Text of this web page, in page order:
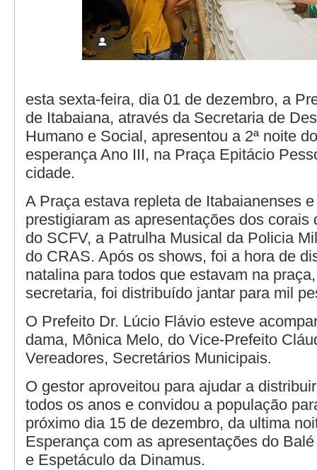
esta sexta-feira, dia 01 de dezembro, a
de Itabaiana, através da Secretaria de
Humano e Social, apresentou a 2ª noite
esperança Ano III, na Praça Epitácio
cidade.
A Praça estava repleta de Itabaianenses
prestigiaram as apresentações dos corais
do SCFV, a Patrulha Musical da Policia
do CRAS. Após os shows, foi a hora de
natalina para todos que estavam na
secretaria, foi distribuído jantar para mil
O Prefeito Dr. Lúcio Flávio esteve
dama, Mônica Melo, do Vice-Prefeito
Vereadores, Secretários Municipais.
O gestor aproveitou para ajudar a
todos os anos e convidou a população
próximo dia 15 de dezembro, da ultima
Esperança com as apresentações do
e Espetáculo da Dinamus.